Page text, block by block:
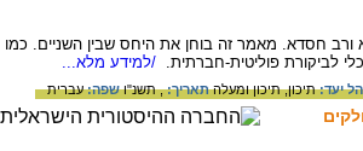
חסדא. מאמר זה בוחן את היחס שבין השניים. כמו
לביקורת פוליטית-חברתית.
/למידע מלא...
יעד:תיכון,תיכון ומעלהתאריך:, תשנ"ושפה:עברית